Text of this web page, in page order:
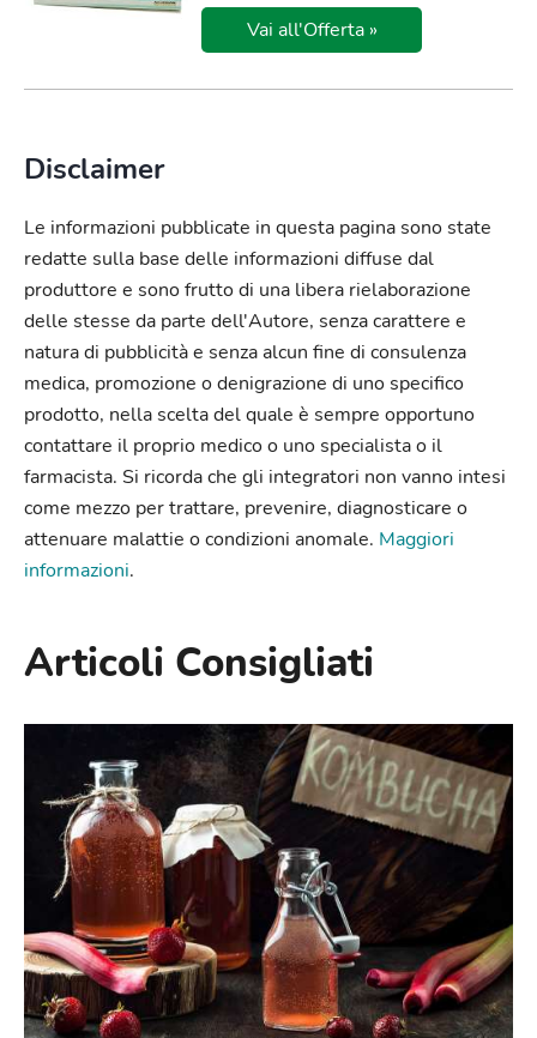
Vai all'Offerta »
Disclaimer
Le informazioni pubblicate in questa pagina sono state
redatte sulla base delle informazioni diffuse dal
produttore e sono frutto di una libera rielaborazione
delle stesse da parte dell'Autore, senza carattere e
natura di pubblicità e senza alcun fine di consulenza
medica, promozione o denigrazione di uno specifico
prodotto, nella scelta del quale è sempre opportuno
contattare il proprio medico o uno specialista o il
farmacista. Si ricorda che gli integratori non vanno intesi
come mezzo per trattare, prevenire, diagnosticare o
attenuare malattie o condizioni anomale. Maggiori
informazioni.
Articoli Consigliati